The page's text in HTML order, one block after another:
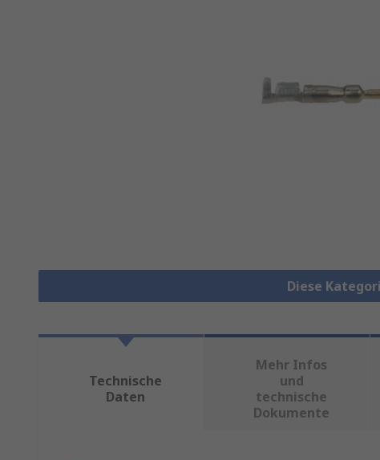
Diese
Technische
Daten
Mehr Infos
und
technische
Dokumente